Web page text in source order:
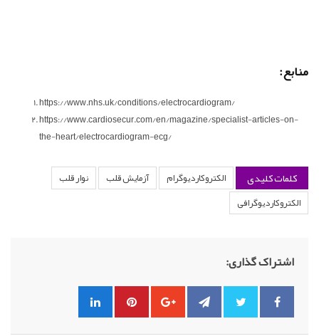
منابع:
https://www.nhs.uk/conditions/electrocardiogram/
https://www.cardiosecur.com/en/magazine/specialist-articles-on-
the-heart/electrocardiogram-ecg/
کلمات کلیدی الکتروکاردیوگرام آزمایش قلب
نوار قلب
الکتروکاردیوگرافی
اشتراک گذاری: